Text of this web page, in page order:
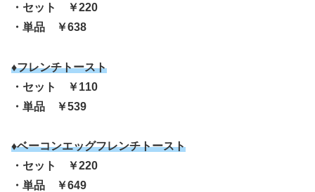
・セット ￥220
・単品 ￥638
♦フレンチトースト
・セット ￥110
・単品 ￥539
♦ベーコンエッグフレンチトースト
・セット ￥220
・単品 ￥649